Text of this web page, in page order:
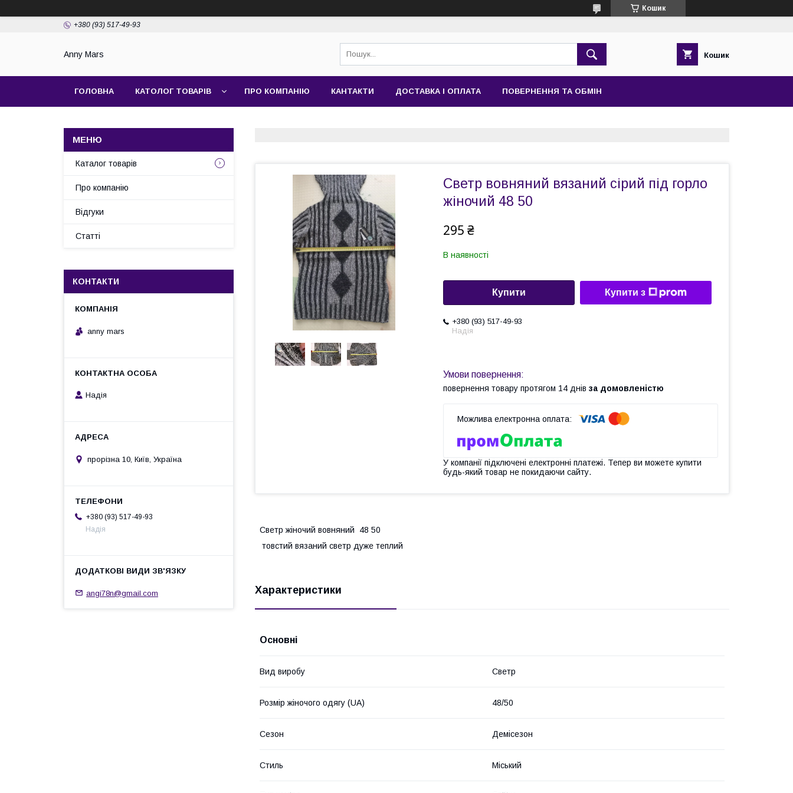
Кошик
+380 (93) 517-49-93
Anny Mars Кошик
ГОЛОВНА КАТОЛОГ ТОВАРІВ ПРО КОМПАНІЮ КАНТАКТИ ДОСТАВКА І ОПЛАТА ПОВЕРНЕННЯ ТА ОБМІН
Светр вовняний вязаний сірий під горло
жіночий 48 50
295 ₴
В наявності
Купити Купити з
+380 (93) 517-49-93
Надія
повернення товару протягом 14 днів за домовленістю
У компанії підключені електронні платежі. Тепер ви можете купити
будь-який товар не покидаючи сайту.
Светр жіночий вовняний 48 50
товстий вязаний светр дуже теплий
Характеристики
Основні
Вид виробу Светр
Розмір жіночого одягу (UA) 48/50
Сезон Демісезон
Стиль Міський
Каталог товарів
Про компанію
Відгуки
Статті
КОНТАКТИ
anny mars
Надія
прорізна 10, Київ, Україна
+380 (93) 517-49-93
Надія
angi78n@gmail.com